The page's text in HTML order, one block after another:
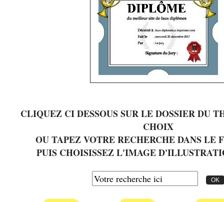
CLIQUEZ CI DESSOUS SUR LE DOSSIER DU
CHOIX
OU TAPEZ VOTRE RECHERCHE DANS LE
PUIS CHOISISSEZ L'IMAGE